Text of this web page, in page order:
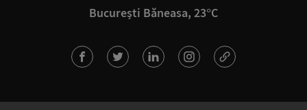
București Băneasa, 23°C